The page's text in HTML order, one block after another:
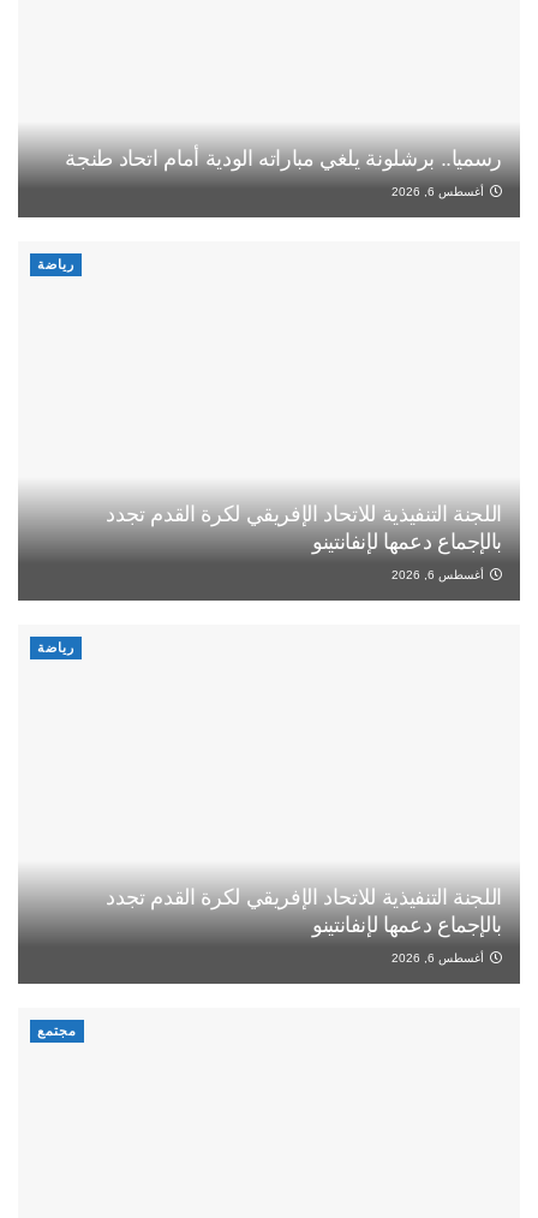
رسميا.. برشلونة يلغي مباراته الودية أمام اتحاد طنجة
أغسطس 6, 2026
رياضة
اللجنة التنفيذية للاتحاد الإفريقي لكرة القدم تجدد
بالإجماع دعمها لإنفانتينو
أغسطس 6, 2026
رياضة
اللجنة التنفيذية للاتحاد الإفريقي لكرة القدم تجدد
بالإجماع دعمها لإنفانتينو
أغسطس 6, 2026
مجتمع